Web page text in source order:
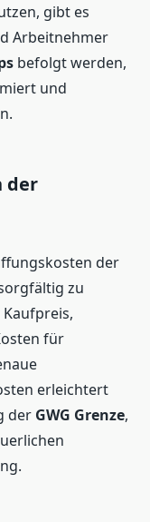
gibt es
Arbeitnehmer
befolgt werden,
und
der
der
zu
für
erleichtert
der GWG Grenze,